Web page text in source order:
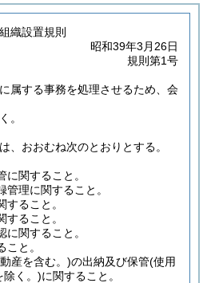
織設置規則
昭和39年3月26日
規則第1号
属する事務を処理させるため、会
。
、おおむね次のとおりとする。
関すること。
理に関すること。
ること。
ること。
関すること。
と。
産を含む。)の出納及び保管(使用
除く。)に関すること。